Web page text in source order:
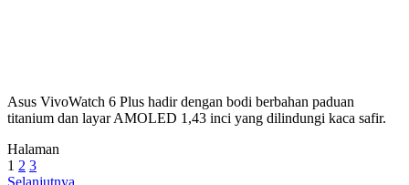
Asus VivoWatch 6 Plus hadir dengan bodi berbahan paduan
titanium dan layar AMOLED 1,43 inci yang dilindungi kaca safir.
Halaman
1 2 3
Selanjutnya